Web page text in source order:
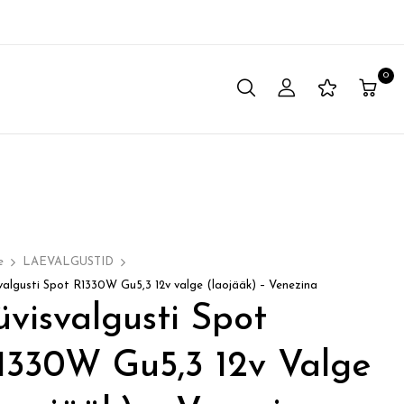
0
LAEVALGUSTID
Spot R1330W Gu5,3 12v valge (laojääk) – Venezina
Spot
Gu5,3 12v Valge